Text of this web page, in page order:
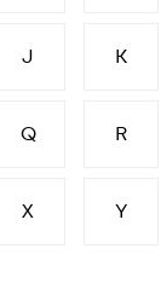
J K
Q R
X Y